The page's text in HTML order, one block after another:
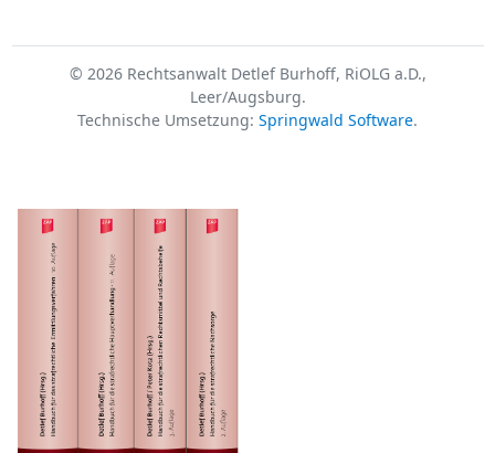
© 2026 Rechtsanwalt Detlef Burhoff, RiOLG a.D.,
Leer/Augsburg.
Technische Umsetzung: Springwald Software.